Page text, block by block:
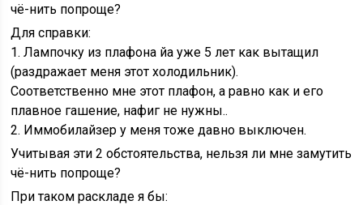
чё-нить попроще?
Для справки:
1. Лампочку из плафона йа уже 5 лет как вытащил
(раздражает меня этот холодильник).
Соответственно мне этот плафон, а равно как и его
плавное гашение, нафиг не нужны..
2. Иммобилайзер у меня тоже давно выключен.
Учитывая эти 2 обстоятельства, нельзя ли мне замутить
чё-нить попроще?
При таком раскладе я бы: